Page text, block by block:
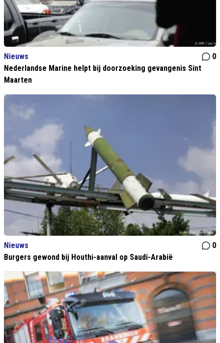
Nieuws
0
Nederlandse Marine helpt bij doorzoeking gevangenis Sint
Maarten
Nieuws
0
Burgers gewond bij Houthi-aanval op Saudi-Arabië